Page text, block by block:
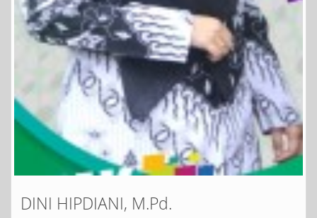
DINI HIPDIANI, M.Pd.